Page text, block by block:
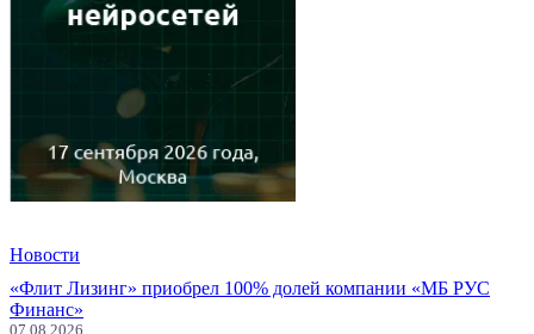
Новости
«Флит Лизинг» приобрел 100% долей компании «МБ РУС
Финанс»
07.08.2026